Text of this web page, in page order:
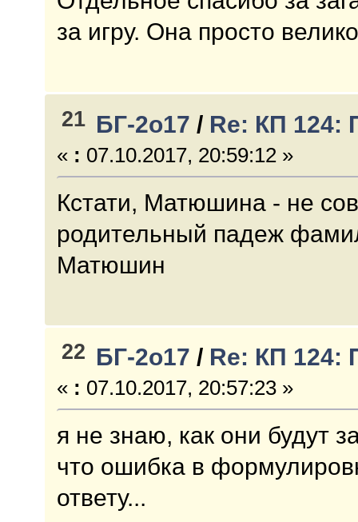
за игру. Она просто
21 БГ-2о17 / Re: КП 124:
« : 07.10.2017, 20:59:12 »
Кстати, Матюшина - не
родительный падеж
Матюшин
22 БГ-2о17 / Re: КП 124:
« : 07.10.2017, 20:57:23 »
я не знаю, как они будут
что ошибка в
ответу...